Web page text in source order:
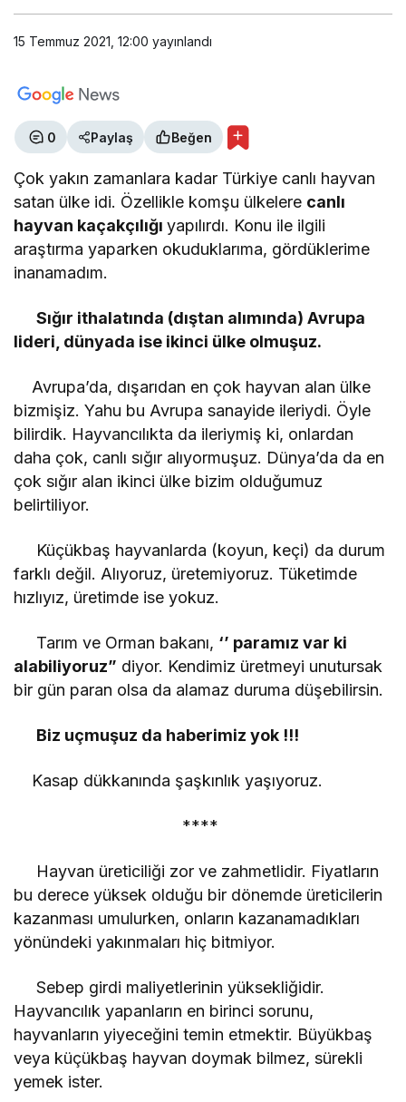
15 Temmuz 2021, 12:00 yayınlandı
0 Paylaş Beğen
Çok yakın zamanlara kadar Türkiye canlı hayvan
satan ülke idi. Özellikle komşu ülkelere canlı
hayvan kaçakçılığıyapılırdı. Konu ile ilgili
araştırma yaparken okuduklarıma, gördüklerime
inanamadım.
Sığır ithalatında (dıştan alımında) Avrupa
lideri, dünyada ise ikinci ülke olmuşuz.
Avrupa’da, dışarıdan en çok hayvan alan ülke
bizmişiz. Yahu bu Avrupa sanayide ileriydi. Öyle
bilirdik. Hayvancılıkta da ileriymiş ki, onlardan
daha çok, canlı sığır alıyormuşuz. Dünya’da da en
çok sığır alan ikinci ülke bizim olduğumuz
belirtiliyor.
Küçükbaş hayvanlarda (koyun, keçi) da durum
farklı değil. Alıyoruz, üretemiyoruz. Tüketimde
hızlıyız, üretimde ise yokuz.
Tarım ve Orman bakanı, ‘’ paramız var ki
alabiliyoruz” diyor. Kendimiz üretmeyi unutursak
bir gün paran olsa da alamaz duruma düşebilirsin.
Biz uçmuşuz da haberimiz yok !!!
Kasap dükkanında şaşkınlık yaşıyoruz.
****
Hayvan üreticiliği zor ve zahmetlidir. Fiyatların
bu derece yüksek olduğu bir dönemde üreticilerin
kazanması umulurken, onların kazanamadıkları
yönündeki yakınmaları hiç bitmiyor.
Sebep girdi maliyetlerinin yüksekliğidir.
Hayvancılık yapanların en birinci sorunu,
hayvanların yiyeceğini temin etmektir. Büyükbaş
veya küçükbaş hayvan doymak bilmez, sürekli
yemek ister.